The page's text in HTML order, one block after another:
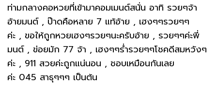
ท่ามกลางคอหวยที่เข้ามาคอมเมนต์สนั่น อาทิ รวยๆจ้า
อ้ายมนต์ , ป๊าดคือหลาย 7 แท้อ้าย , เฮงๆๆรวยๆๆ
ค่ะ , ขอให้ถูกหวยเฮงๆรวยๆนะครับอ้าย , รวยๆๆค่ะพี่
มนต์ , ข่อยมัก 77 จ้า , เฮงๆๆร่ำรวยๆๆโชคดีสมหวังๆ
ค่ะ , 911 สวยค่ะถูกแน่นอน , ชอบเหมือนกัน​เลย
ค่ะ 045 สาธุๆๆๆ เป็นต้น